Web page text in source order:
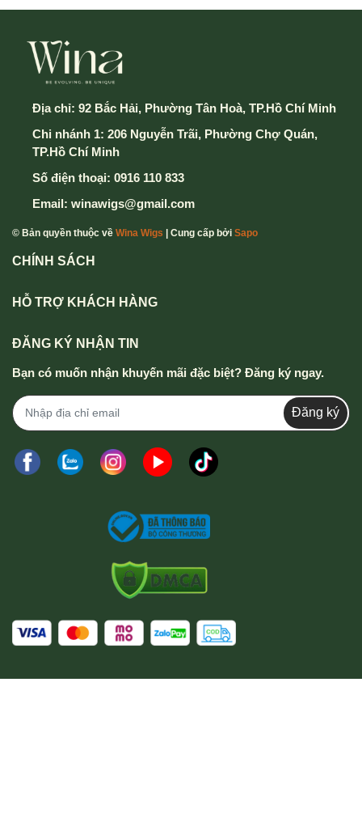
Địa chỉ: 92 Bắc Hải, Phường Tân Hoà, TP.Hồ Chí Minh
Chi nhánh 1: 206 Nguyễn Trãi, Phường Chợ Quán,
TP.Hồ Chí Minh
Số điện thoại: 0916 110 833
Email: winawigs@gmail.com
© Bản quyền thuộc về Wina Wigs | Cung cấp bởi Sapo
CHÍNH SÁCH
HỖ TRỢ KHÁCH HÀNG
ĐĂNG KÝ NHẬN TIN
Bạn có muốn nhận khuyến mãi đặc biệt? Đăng ký ngay.
Đăng ký